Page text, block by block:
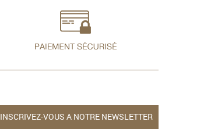
INSCRIVEZ-VOUS A NOTRE NEWSLETTER